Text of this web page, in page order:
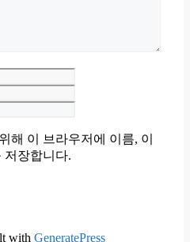
해 이 브라우저에 이름, 이
저장합니다.
with GeneratePress